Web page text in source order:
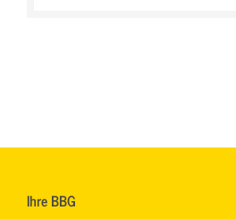
Ihre BBG